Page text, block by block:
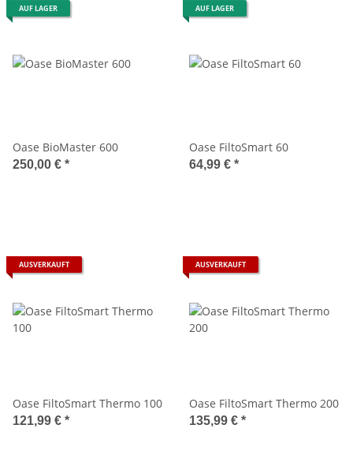
AUF LAGER
Oase BioMaster 600
250,00 € *
AUF LAGER
Oase FiltoSmart 60
64,99 € *
AUSVERKAUFT
Oase FiltoSmart Thermo 100
121,99 € *
AUSVERKAUFT
Oase FiltoSmart Thermo 200
135,99 € *